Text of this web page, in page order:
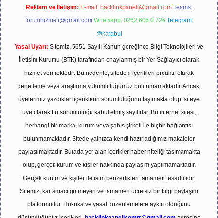
Reklam ve İletişim: E-mail: backlinkpaneli@gmail.com Teams:
forumhizmeti@gmail.com Whatsapp: 0262 606 0 726 Telegram:
@karabul
Yasal Uyarı: Sitemiz, 5651 Sayılı Kanun gereğince Bilgi Teknolojileri ve
İletişim Kurumu (BTK) tarafından onaylanmış bir Yer Sağlayıcı olarak
hizmet vermektedir. Bu nedenle, sitedeki içerikleri proaktif olarak
denetleme veya araştırma yükümlülüğümüz bulunmamaktadır. Ancak,
üyelerimiz yazdıkları içeriklerin sorumluluğunu taşımakta olup, siteye
üye olarak bu sorumluluğu kabul etmiş sayılırlar. Bu internet sitesi,
herhangi bir marka, kurum veya şahıs şirketi ile hiçbir bağlantısı
bulunmamaktadır. Sitede yalnızca kendi hazırladığımız makaleler
paylaşılmaktadır. Burada yer alan içerikler haber niteliği taşımamakta
olup, gerçek kurum ve kişiler hakkında paylaşım yapılmamaktadır.
Gerçek kurum ve kişiler ile isim benzerlikleri tamamen tesadüfidir.
Sitemiz, kar amacı gütmeyen ve tamamen ücretsiz bir bilgi paylaşım
platformudur. Hukuka ve yasal düzenlemelere aykırı olduğunu